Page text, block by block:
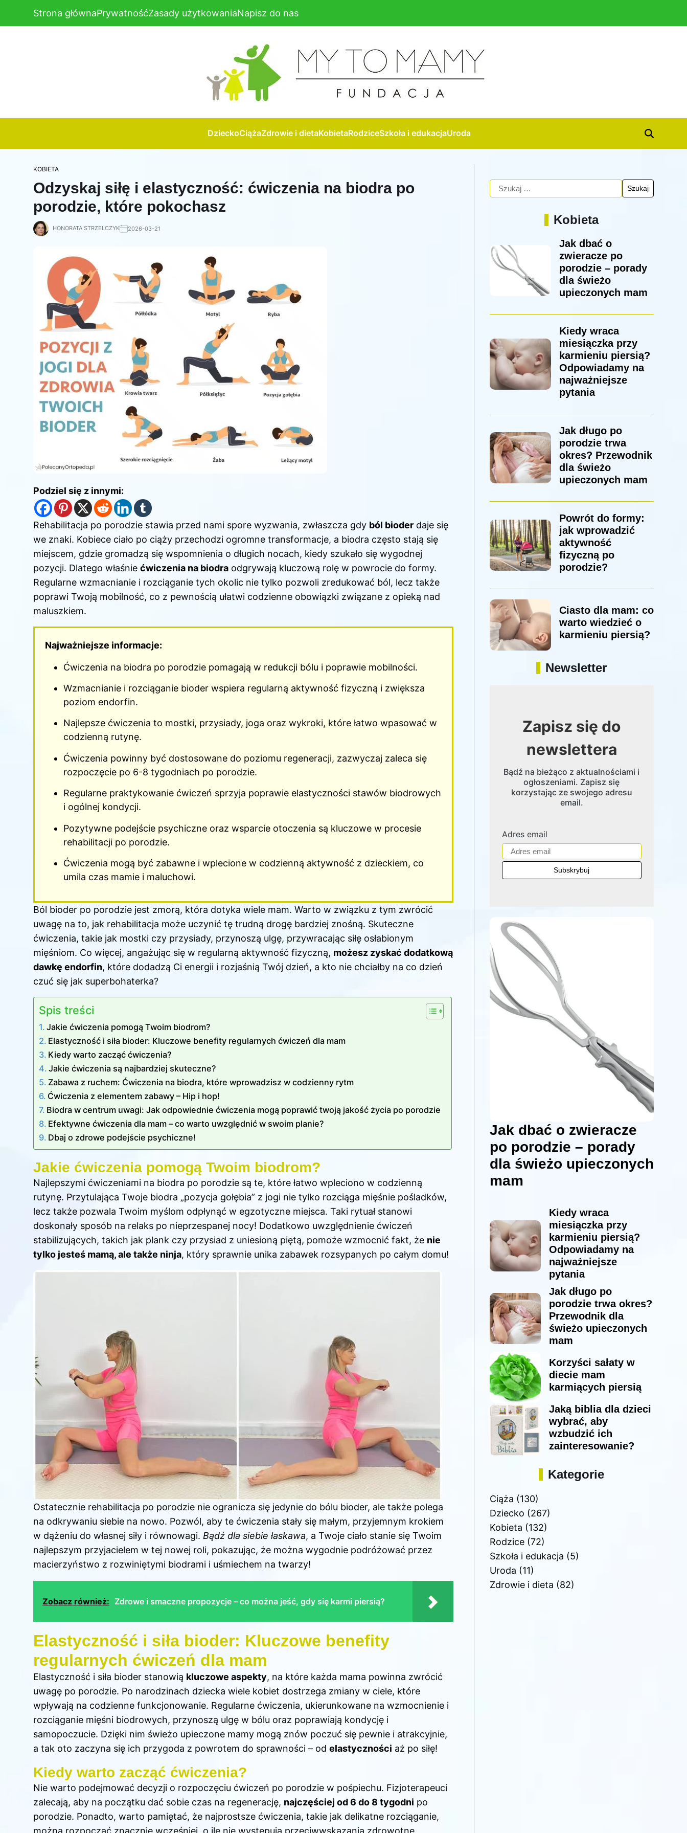
Strona głównaPrywatnośćZasady użytkowaniaNapisz do nas
DzieckoCiążaZdrowie i dietaKobietaRodziceSzkoła i edukacjaUroda
KOBIETA
Odzyskaj siłę i elastyczność: ćwiczenia na biodra po
porodzie, które pokochasz
HONORATA STRZELCZYK 2026-03-21
Podziel się z innymi:
Rehabilitacja po porodzie stawia przed nami spore wyzwania, zwłaszcza gdy ból bioder daje się
we znaki. Kobiece ciało po ciąży przechodzi ogromne transformacje, a biodra często stają się
miejscem, gdzie gromadzą się wspomnienia o długich nocach, kiedy szukało się wygodnej
pozycji. Dlatego właśnie ćwiczenia na biodra odgrywają kluczową rolę w powrocie do formy.
Regularne wzmacnianie i rozciąganie tych okolic nie tylko pozwoli zredukować ból, lecz także
poprawi Twoją mobilność, co z pewnością ułatwi codzienne obowiązki związane z opieką nad
maluszkiem.
Najważniejsze informacje:
Ćwiczenia na biodra po porodzie pomagają w redukcji bólu i poprawie mobilności.
Wzmacnianie i rozciąganie bioder wspiera regularną aktywność fizyczną i zwiększa
poziom endorfin.
Najlepsze ćwiczenia to mostki, przysiady, joga oraz wykroki, które łatwo wpasować w
codzienną rutynę.
Ćwiczenia powinny być dostosowane do poziomu regeneracji, zazwyczaj zaleca się
rozpoczęcie po 6-8 tygodniach po porodzie.
Regularne praktykowanie ćwiczeń sprzyja poprawie elastyczności stawów biodrowych
i ogólnej kondycji.
Pozytywne podejście psychiczne oraz wsparcie otoczenia są kluczowe w procesie
rehabilitacji po porodzie.
Ćwiczenia mogą być zabawne i wplecione w codzienną aktywność z dzieckiem, co
umila czas mamie i maluchowi.
Ból bioder po porodzie jest zmorą, która dotyka wiele mam. Warto w związku z tym zwrócić
uwagę na to, jak rehabilitacja może uczynić tę trudną drogę bardziej znośną. Skuteczne
ćwiczenia, takie jak mostki czy przysiady, przynoszą ulgę, przywracając siłę osłabionym
mięśniom. Co więcej, angażując się w regularną aktywność fizyczną, możesz zyskać dodatkową
dawkę endorfin, które dodadzą Ci energii i rozjaśnią Twój dzień, a kto nie chciałby na co dzień
czuć się jak superbohaterka?
Spis treści
Jakie ćwiczenia pomogą Twoim biodrom?
Elastyczność i siła bioder: Kluczowe benefity regularnych ćwiczeń dla mam
Kiedy warto zacząć ćwiczenia?
Jakie ćwiczenia są najbardziej skuteczne?
Zabawa z ruchem: Ćwiczenia na biodra, które wprowadzisz w codzienny rytm
Ćwiczenia z elementem zabawy – Hip i hop!
Biodra w centrum uwagi: Jak odpowiednie ćwiczenia mogą poprawić twoją jakość życia po porodzie
Efektywne ćwiczenia dla mam – co warto uwzględnić w swoim planie?
Dbaj o zdrowe podejście psychiczne!
Jakie ćwiczenia pomogą Twoim biodrom?
Najlepszymi ćwiczeniami na biodra po porodzie są te, które łatwo wpleciono w codzienną
rutynę. Przytulająca Twoje biodra „pozycja gołębia” z jogi nie tylko rozciąga mięśnie pośladków,
lecz także pozwala Twoim myślom odpłynąć w egzotyczne miejsca. Taki rytuał stanowi
doskonały sposób na relaks po nieprzespanej nocy! Dodatkowo uwzględnienie ćwiczeń
stabilizujących, takich jak plank czy przysiad z uniesioną piętą, pomoże wzmocnić fakt, że nie
tylko jesteś mamą, ale także ninja, który sprawnie unika zabawek rozsypanych po całym domu!
Ostatecznie rehabilitacja po porodzie nie ogranicza się jedynie do bólu bioder, ale także polega
na odkrywaniu siebie na nowo. Pozwól, aby te ćwiczenia stały się małym, przyjemnym krokiem
w dążeniu do własnej siły i równowagi. Bądź dla siebie łaskawa, a Twoje ciało stanie się Twoim
najlepszym przyjacielem w tej nowej roli, pokazując, że można wygodnie podróżować przez
macierzyństwo z rozwiniętymi biodrami i uśmiechem na twarzy!
Zobacz również: Zdrowe i smaczne propozycje – co można jeść, gdy się karmi piersią?
Elastyczność i siła bioder: Kluczowe benefity
regularnych ćwiczeń dla mam
Elastyczność i siła bioder stanowią kluczowe aspekty, na które każda mama powinna zwrócić
uwagę po porodzie. Po narodzinach dziecka wiele kobiet dostrzega zmiany w ciele, które
wpływają na codzienne funkcjonowanie. Regularne ćwiczenia, ukierunkowane na wzmocnienie i
rozciąganie mięśni biodrowych, przynoszą ulgę w bólu oraz poprawiają kondycję i
samopoczucie. Dzięki nim świeżo upieczone mamy mogą znów poczuć się pewnie i atrakcyjnie,
a tak oto zaczyna się ich przygoda z powrotem do sprawności – od elastyczności aż po siłę!
Kiedy warto zacząć ćwiczenia?
Nie warto podejmować decyzji o rozpoczęciu ćwiczeń po porodzie w pośpiechu. Fizjoterapeuci
zalecają, aby na początku dać sobie czas na regenerację, najczęściej od 6 do 8 tygodni po
porodzie. Ponadto, warto pamiętać, że najprostsze ćwiczenia, takie jak delikatne rozciąganie,
Kobieta
Jak dbać o
zwieracze po
porodzie – porady
dla świeżo
upieczonych mam
Kiedy wraca
miesiączka przy
karmieniu piersią?
Odpowiadamy na
najważniejsze
pytania
Jak długo po
porodzie trwa
okres? Przewodnik
dla świeżo
upieczonych mam
Powrót do formy:
jak wprowadzić
aktywność
fizyczną po
porodzie?
Ciasto dla mam: co
warto wiedzieć o
karmieniu piersią?
Newsletter
Zapisz się do
newslettera
Bądź na bieżąco z aktualnościami i
ogłoszeniami. Zapisz się
korzystając ze swojego adresu
email.
Adres email
Jak dbać o zwieracze
po porodzie – porady
dla świeżo upieczonych
mam
Kiedy wraca
miesiączka przy
karmieniu piersią?
Odpowiadamy na
najważniejsze
pytania
Jak długo po
porodzie trwa okres?
Przewodnik dla
świeżo upieczonych
mam
Korzyści sałaty w
diecie mam
karmiących piersią
Jaką biblia dla dzieci
wybrać, aby
wzbudzić ich
zainteresowanie?
Kategorie
Ciąża (130)
Dziecko (267)
Kobieta (132)
Rodzice(72)
Szkoła i edukacja (5)
Uroda (11)
Zdrowie i dieta (82)